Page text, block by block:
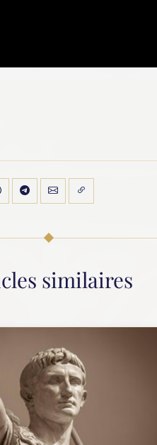
similaires